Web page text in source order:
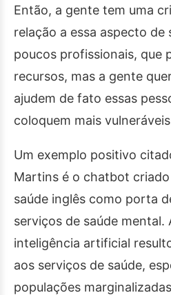
Então, a gente tem uma
relação a essa aspecto de
poucos profissionais, que
recursos, mas a gente
ajudem de fato essas
coloquem mais
Um exemplo positivo
Martins é o chatbot
saúde inglês como porta
serviços de saúde mental.
inteligência artificial
aos serviços de saúde,
populações